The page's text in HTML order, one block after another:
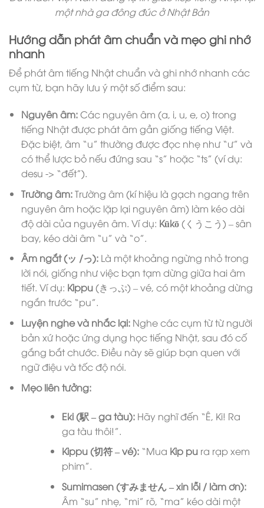
một nhà ga đông đúc ở Nhật Bản
Hướng dẫn phát âm chuẩn và mẹo ghi nhớ
nhanh
Để phát âm tiếng Nhật chuẩn và ghi nhớ nhanh các
cụm từ, bạn hãy lưu ý một số điểm sau:
Nguyên âm:Các nguyên âm (a, i, u, e, o) trong
tiếng Nhật được phát âm gần giống tiếng Việt.
Đặc biệt, âm “u” thường được đọc nhẹ như “ư” và
có thể lược bỏ nếu đứng sau “s” hoặc “ts” (ví dụ:
desu -> “đết”).
Trường âm:Trường âm (kí hiệu là gạch ngang trên
nguyên âm hoặc lặp lại nguyên âm) làm kéo dài
độ dài của nguyên âm. Ví dụ: Kūkō(くうこう) – sân
bay, kéo dài âm “u” và “o”.
Âm ngắt (ッ /っ):Là một khoảng ngừng nhỏ trong
lời nói, giống như việc bạn tạm dừng giữa hai âm
tiết. Ví dụ: Kippu(きっぷ) – vé, có một khoảng dừng
ngắn trước “pu”.
Luyện nghe và nhắc lại:Nghe các cụm từ từ người
bản xứ hoặc ứng dụng học tiếng Nhật, sau đó cố
gắng bắt chước. Điều này sẽ giúp bạn quen với
ngữ điệu và tốc độ nói.
Mẹo liên tưởng:
Eki (駅 – ga tàu):Hãy nghĩ đến “Ê, Ki! Ra
ga tàu thôi!”.
Kippu (切符 – vé):“Mua Kip pura rạp xem
phim”.
Sumimasen (すみません – xin lỗi / làm ơn):
Âm “su” nhẹ, “mi” rõ, “ma” kéo dài một